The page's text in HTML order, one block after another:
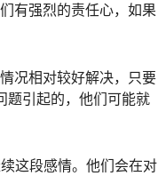
有强烈的责任心，如果
况相对较好解决，只要
题引起的，他们可能就
这段感情。他们会在对